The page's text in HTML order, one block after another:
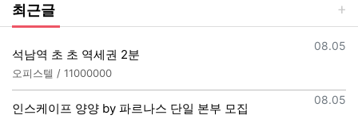
최근글
등록일
08.05
석남역 초 초 역세권 2분
오피스텔 / 11000000
등록일
08.05
인스케이프 양양 by 파르나스 단일 본부 모집